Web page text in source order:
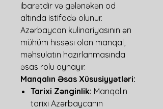
ibarətdir və gələnəkən od
altında istifadə olunur.
Azərbaycan kulinariyasının ən
mühüm hissəsi olan manqal,
məhsulatın hazırlanmasında
əsas rolu oynayır.
Manqalın Əsas Xüsusiyyətləri:
Tarixi Zənginlik: Manqalın
tarixi Azərbaycanın